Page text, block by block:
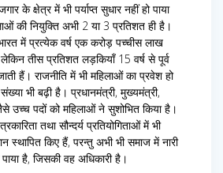
के क्षेत्र में भी पर्याप्त सुधार नहीं हो पाया
की नियुक्ति अभी 2 या 3 प्रतिशत ही है।
में प्रत्येक वर्ष एक करोड़ पच्चीस लाख
तीस प्रतिशत लड़कियाँ 15 वर्ष से पूर्व
हैं। राजनीति में भी महिलाओं का प्रवेश हो
भी बढ़ी है। प्रधानमंत्री, मुख्यमंत्री,
जैसे उच्च पदों को महिलाओं ने सुशोभित किया है।
तथा सौन्दर्य प्रतियोगिताओं में भी
स्थापित किए हैं, परन्तु अभी भी समाज में नारी
है, जिसकी वह अधिकारी है।